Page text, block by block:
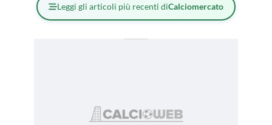
Leggi gli articoli più recenti diCalciomercato